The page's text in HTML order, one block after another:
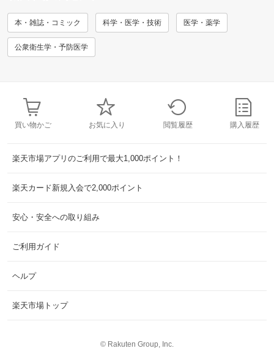
本・雑誌・コミック 科学・医学・技術 医学・薬学
公衆衛生学・予防医学
買い物かご お気に入り 閲覧履歴 購入履歴
楽天市場アプリのご利用で最大1,000ポイント！
楽天カード新規入会で2,000ポイント
安心・安全への取り組み
ご利用ガイド
ヘルプ
楽天市場トップ
© Rakuten Group, Inc.